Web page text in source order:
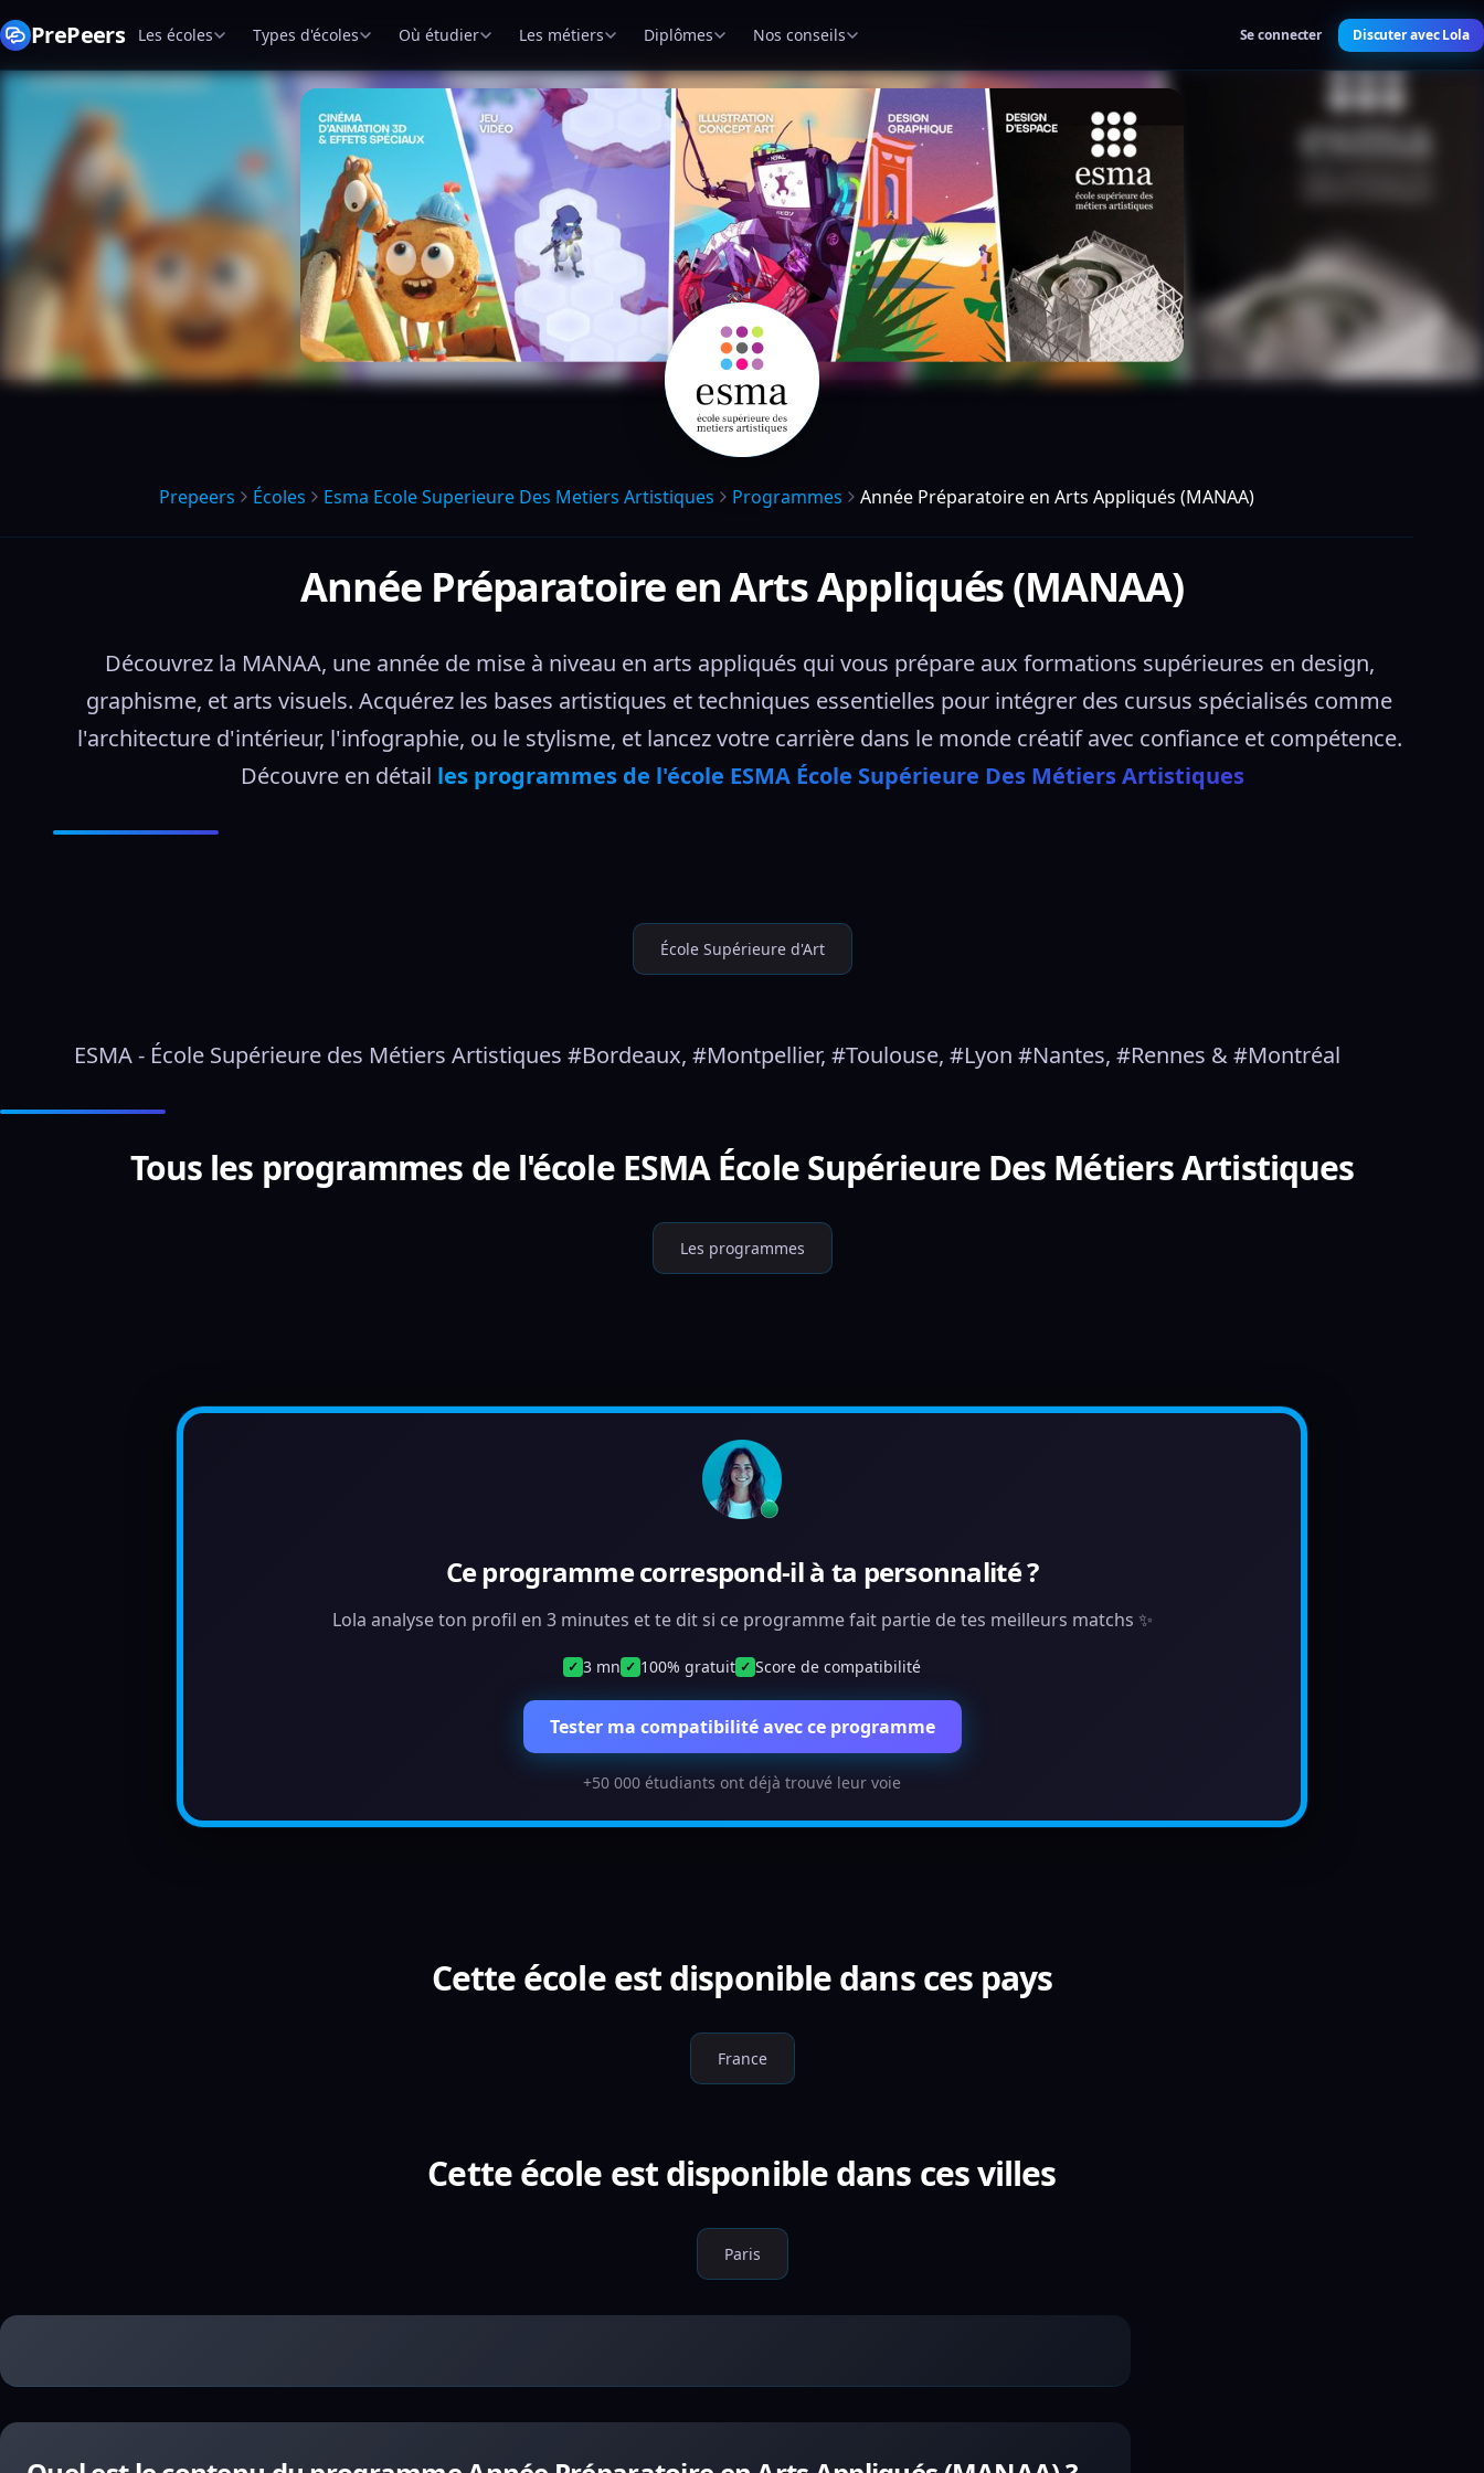
PrePeers Les écoles Types d'écoles Où étudier Les métiers Diplômes Nos conseils Se connecter Discuter avec Lola
Prepeers Écoles Esma Ecole Superieure Des Metiers Artistiques Programmes Année Préparatoire en Arts Appliqués (MANAA)
Année Préparatoire en Arts Appliqués (MANAA)
Découvrez la MANAA, une année de mise à niveau en arts appliqués qui vous prépare aux formations supérieures en design,
graphisme, et arts visuels. Acquérez les bases artistiques et techniques essentielles pour intégrer des cursus spécialisés comme
l'architecture d'intérieur, l'infographie, ou le stylisme, et lancez votre carrière dans le monde créatif avec confiance et compétence.
Découvre en détail les programmes de l'école ESMA École Supérieure Des Métiers Artistiques
École Supérieure d'Art
ESMA - École Supérieure des Métiers Artistiques #Bordeaux, #Montpellier, #Toulouse, #Lyon #Nantes, #Rennes & #Montréal
Tous les programmes de l'école ESMA École Supérieure Des Métiers Artistiques
Les programmes
Ce programme correspond-il à ta personnalité ?
Lola analyse ton profil en 3 minutes et te dit si ce programme fait partie de tes meilleurs matchs ✨
✓ 3 mn ✓ 100% gratuit ✓ Score de compatibilité
Tester ma compatibilité avec ce programme
+50 000 étudiants ont déjà trouvé leur voie
Cette école est disponible dans ces pays
France
Cette école est disponible dans ces villes
Paris